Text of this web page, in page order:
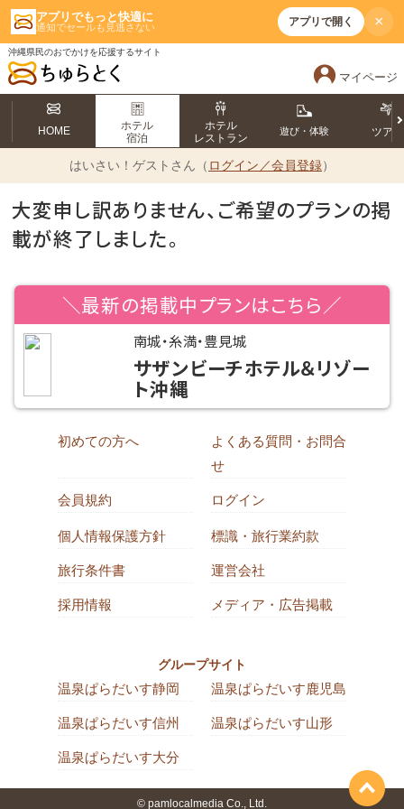
アプリでもっと快適に
通知でセールも見逃さない アプリで開く ×
沖縄県民のおでかけを応援するサイト
マイページ
HOME
ホテル
宿泊
ホテル
レストラン
遊び・体験 ツアー
はいさい！ ゲストさん（ ログイン／会員登録）
大変申し訳ありません、ご希望のプランの掲
載が終了しました。
＼最新の掲載中プランはこちら／
南城・糸満・豊見城
サザンビーチホテル＆リゾー
ト沖縄
初めての方へ
よくある質問・お問合
せ
会員規約 ログイン
個人情報保護方針 標識・旅行業約款
旅行条件書 運営会社
採用情報 メディア・広告掲載
グループサイト
温泉ぱらだいす静岡 温泉ぱらだいす鹿児島
温泉ぱらだいす信州 温泉ぱらだいす山形
温泉ぱらだいす大分
© pamlocalmedia Co., Ltd.